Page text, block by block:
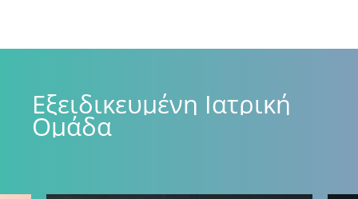
Εξειδικευμένη Ιατρική
Ομάδα